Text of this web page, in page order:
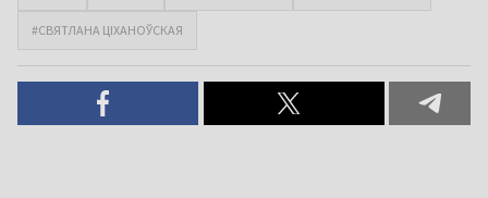
#СВЯТЛАНА ЦІХАНОЎСКАЯ